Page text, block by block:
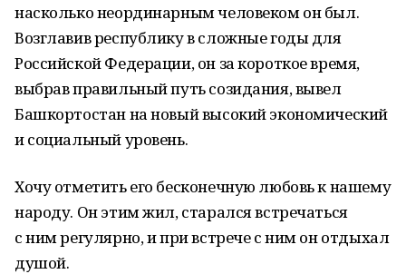
насколько неординарным человеком он был.
Возглавив республику в сложные годы для
Российской Федерации, он за короткое время,
выбрав правильный путь созидания, вывел
Башкортостан на новый высокий экономический
и социальный уровень.
Хочу отметить его бесконечную любовь к нашему
народу. Он этим жил, старался встречаться
с ним регулярно, и при встрече с ним он отдыхал
душой.